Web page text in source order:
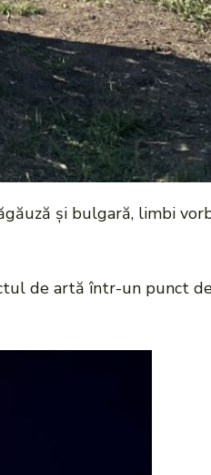
și bulgară, limbi
de artă într-un punct